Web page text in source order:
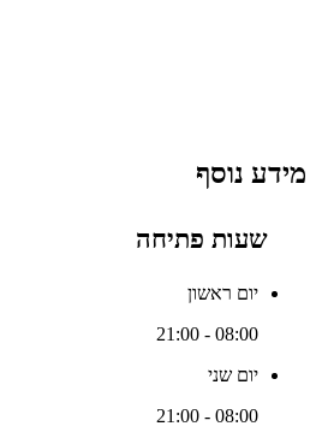
מידע נוסף
שעות פתיחה
יום ראשון
08:00 - 21:00
יום שני
08:00 - 21:00